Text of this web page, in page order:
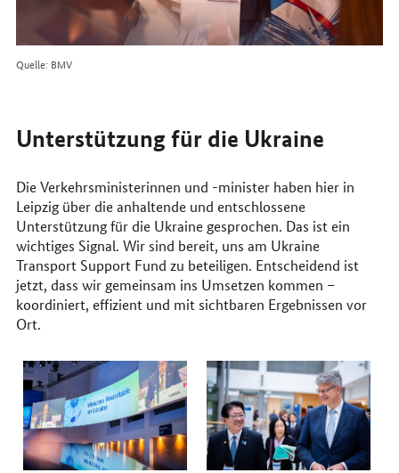
Quelle: BMV
Unterstützung für die Ukraine
Die Verkehrsministerinnen und -minister haben hier in
Leipzig über die anhaltende und entschlossene
Unterstützung für die Ukraine gesprochen. Das ist ein
wichtiges Signal. Wir sind bereit, uns am Ukraine
Transport Support Fund zu beteiligen. Entscheidend ist
jetzt, dass wir gemeinsam ins Umsetzen kommen –
koordiniert, effizient und mit sichtbaren Ergebnissen vor
Ort.